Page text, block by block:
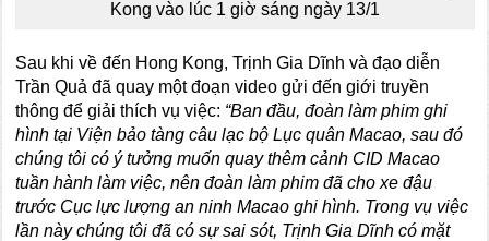
Kong vào lúc 1 giờ sáng ngày 13/1
Sau khi về đến Hong Kong, Trịnh Gia Dĩnh và đạo diễn
Trần Quả đã quay một đoạn video gửi đến giới truyền
thông để giải thích vụ việc: “Ban đầu, đoàn làm phim ghi
hình tại Viện bảo tàng câu lạc bộ Lục quân Macao, sau đó
chúng tôi có ý tưởng muốn quay thêm cảnh CID Macao
tuần hành làm việc, nên đoàn làm phim đã cho xe đậu
trước Cục lực lượng an ninh Macao ghi hình. Trong vụ việc
lần này chúng tôi đã có sự sai sót, Trịnh Gia Dĩnh có mặt